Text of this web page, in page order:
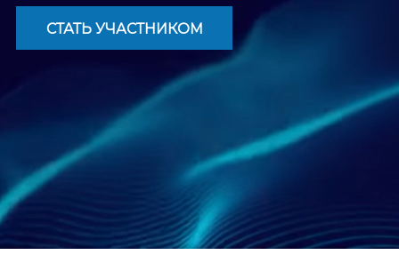
СТАТЬ УЧАСТНИКОМ